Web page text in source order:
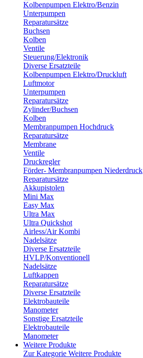
Kolbenpumpen Elektro/Benzin
Unterpumpen
Reparatursätze
Buchsen
Kolben
Ventile
Steuerung/Elektronik
Diverse Ersatzteile
Kolbenpumpen Elektro/Druckluft
Luftmotor
Unterpumpen
Reparatursätze
Zylinder/Buchsen
Kolben
Membranpumpen Hochdruck
Reparatursätze
Membrane
Ventile
Druckregler
Förder- Membranpumpen Niederdruck
Reparatursätze
Akkupistolen
Mini Max
Easy Max
Ultra Max
Ultra Quickshot
Airless/Air Kombi
Nadelsätze
Diverse Ersatzteile
HVLP/Konventionell
Nadelsätze
Luftkappen
Reparatursätze
Diverse Ersatzteile
Elektrobauteile
Manometer
Sonstige Ersatzteile
Elektrobauteile
Manometer
Weitere Produkte
Zur Kategorie Weitere Produkte